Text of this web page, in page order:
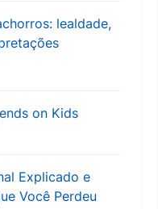
lealdade,
on Kids
Explicado e
Você Perdeu